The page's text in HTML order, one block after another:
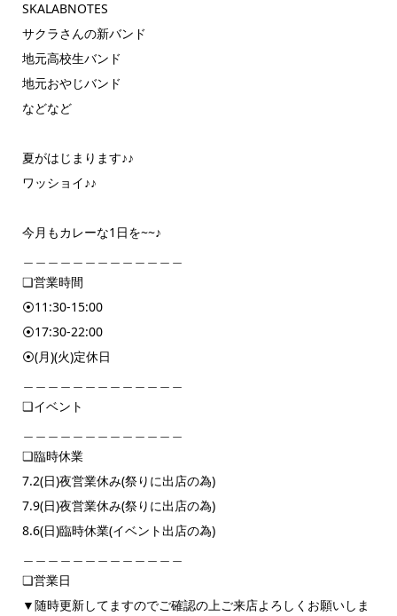
SKALABNOTES
サクラさんの新バンド
地元高校生バンド
地元おやじバンド
などなど
夏がはじまります♪♪
ワッショイ♪♪
今月もカレーな1日を~~♪
❏営業時間
⦿11:30-15:00
⦿17:30-22:00
⦿(月)(火)定休日
❏イベント
❏臨時休業
7.2(日)夜営業休み(祭りに出店の為)
7.9(日)夜営業休み(祭りに出店の為)
8.6(日)臨時休業(イベント出店の為)
❏営業日
▼随時更新してますのでご確認の上ご来店よろしくお願いしま